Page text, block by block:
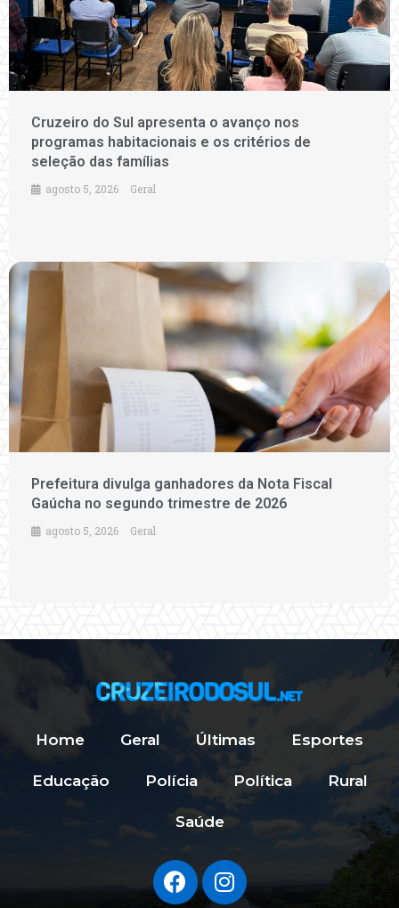
Cruzeiro do Sul apresenta o avanço nos
programas habitacionais e os critérios de
seleção das famílias
agosto 5, 2026 Geral
Prefeitura divulga ganhadores da Nota Fiscal
Gaúcha no segundo trimestre de 2026
agosto 5, 2026 Geral
Home Geral Últimas Esportes
Educação Polícia Política Rural
Saúde